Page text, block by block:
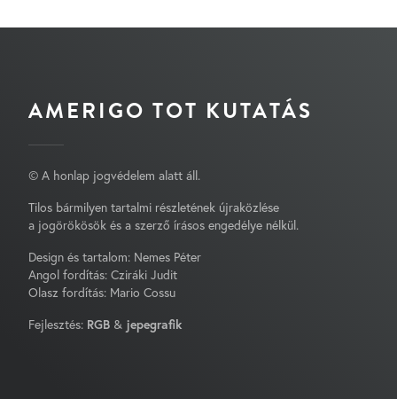
AMERIGO TOT KUTATÁS
© A honlap jogvédelem alatt áll.
Tilos bármilyen tartalmi részletének újraközlése
a jogörökösök és a szerző írásos engedélye nélkül.
Design és tartalom: Nemes Péter
Angol fordítás: Cziráki Judit
Olasz fordítás: Mario Cossu
Fejlesztés: RGB & jepegrafik